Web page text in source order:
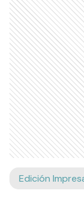
Edición